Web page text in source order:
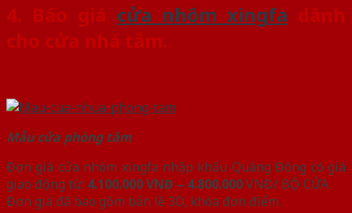
4. Báo giá cửa nhôm xingfa dành
cho cửa nhà tắm.
Mẫu cửa phòng tắm
Đơn giá cửa nhôm xingfa nhập khẩu Quảng Đông có giá
giao động từ: 4.100.000 VNĐ – 4.800.000VNĐ/ BỘ CỬA.
Đơn giá đã bao gồm bản lề 3D, khóa đơn điểm.